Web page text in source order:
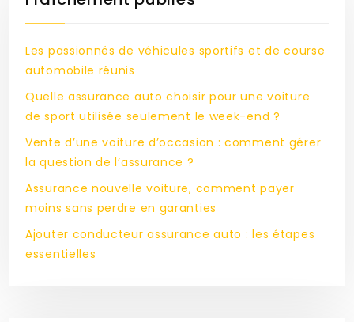
Les passionnés de véhicules sportifs et de course
automobile réunis
Quelle assurance auto choisir pour une voiture
de sport utilisée seulement le week-end ?
Vente d’une voiture d’occasion : comment gérer
la question de l’assurance ?
Assurance nouvelle voiture, comment payer
moins sans perdre en garanties
Ajouter conducteur assurance auto : les étapes
essentielles